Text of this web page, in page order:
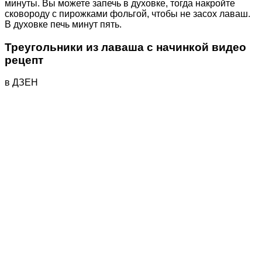
минуты. Вы можете запечь в духовке, тогда накройте
сковороду с пирожками фольгой, чтобы не засох лаваш.
В духовке печь минут пять.
Треугольники из лаваша с начинкой видео
рецепт
в ДЗЕН